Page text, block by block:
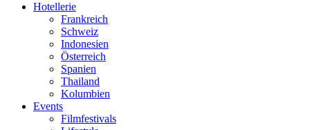
Hotellerie
Frankreich
Schweiz
Indonesien
Österreich
Spanien
Thailand
Kolumbien
Events
Filmfestivals